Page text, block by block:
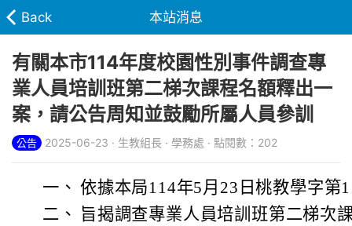
Back 本站消息
有關本市114年度校園性別事件調查專
業人員培訓班第二梯次課程名額釋出一
案，請公告周知並鼓勵所屬人員參訓
公告 2025-06-23 · 生教組長 · 學務處 · 點閱數：202
一、 依據本局114年5月23日桃教學字第
二、 旨揭調查專業人員培訓班第二梯次